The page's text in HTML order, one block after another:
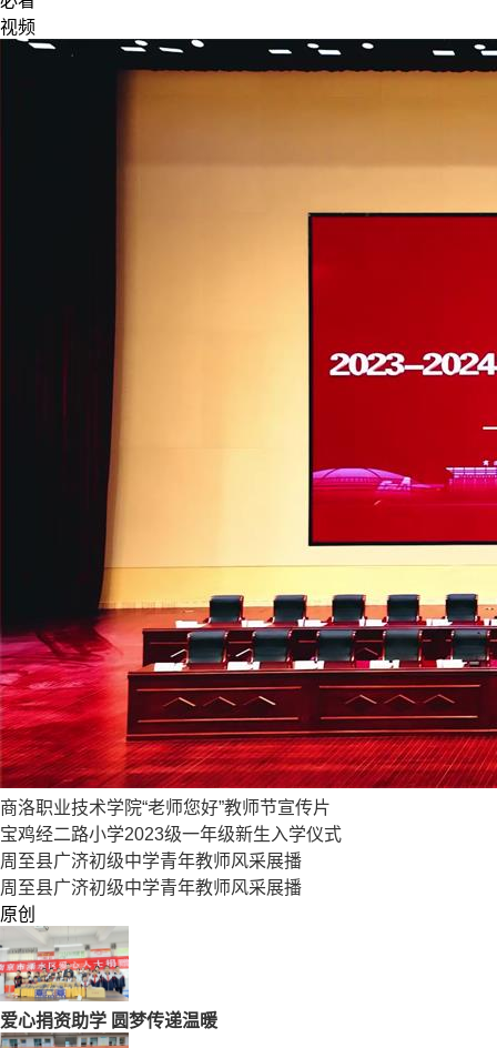
视频
商洛职业技术学院“老师您好”教师节宣传片
宝鸡经二路小学2023级一年级新生入学仪式
周至县广济初级中学青年教师风采展播
周至县广济初级中学青年教师风采展播
原创
爱心捐资助学 圆梦传递温暖